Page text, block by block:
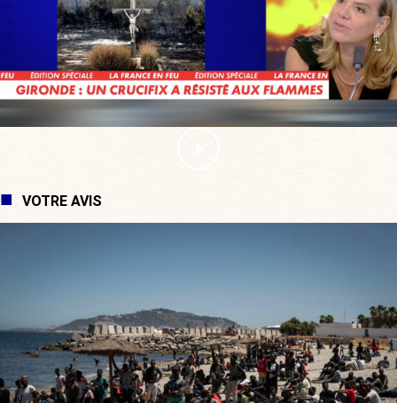
VOTRE AVIS